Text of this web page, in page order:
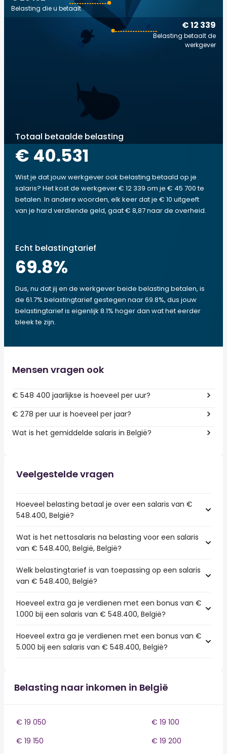
€ 12 339
Belasting betaalt de
werkgever
Belasting die u betaalt
Totaal betaalde belasting
€ 40.531
Wist je dat jouw werkgever ook belasting betaald op je
salaris? Het kost de werkgever € 12 339 om je € 45 700 te
betalen. In andere woorden, elk keer dat je € 10 uitgeeft
van je hard verdiende geld, gaat € 8,87 naar de overheid.
Echt belastingtarief
69.8%
Dus, nu dat jij en de werkgever beide belasting betalen, is
de 61.7% belastingtarief gestegen naar 69.8%, dus jouw
belastingtarief is eigenlijk 8.1% hoger dan wat het eerder
bleek te zijn.
Mensen vragen ook
€ 548 400 jaarlijkse is hoeveel per uur?
€ 278 per uur is hoeveel per jaar?
Wat is het gemiddelde salaris in België?
Veelgestelde vragen
Hoeveel belasting betaal je over een salaris van €
548.400, België?
Wat is het nettosalaris na belasting voor een salaris
van € 548.400, België, België?
Welk belastingtarief is van toepassing op een salaris
van € 548.400, België?
Hoeveel extra ga je verdienen met een bonus van €
1.000 bij een salaris van € 548.400, België?
Hoeveel extra ga je verdienen met een bonus van €
5.000 bij een salaris van € 548.400, België?
Belasting naar inkomen in België
€ 19 050
€ 19 100
€ 19 150
€ 19 200